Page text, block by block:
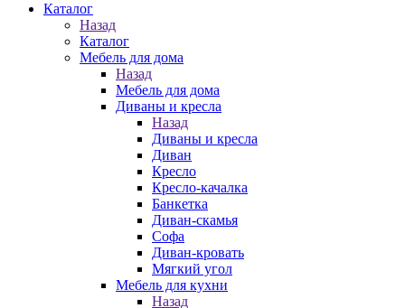
Каталог
Назад
Каталог
Мебель для дома
Назад
Мебель для дома
Диваны и кресла
Назад
Диваны и кресла
Диван
Кресло
Кресло-качалка
Банкетка
Диван-скамья
Софа
Диван-кровать
Мягкий угол
Мебель для кухни
Назад